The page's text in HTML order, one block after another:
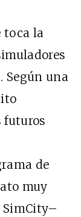
toca la
Según una
futuros
de
muy